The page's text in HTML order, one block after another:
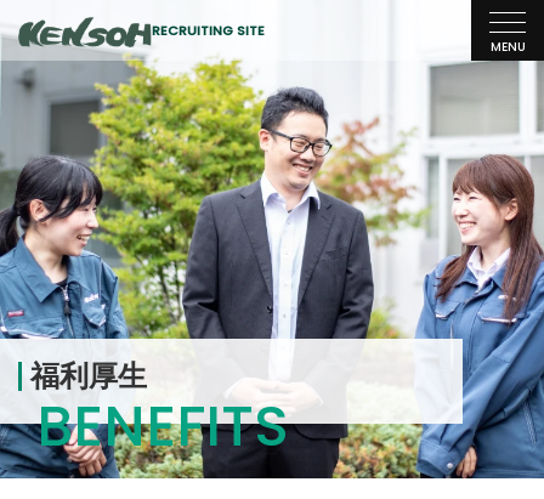
RECRUITING SITE
研創についてAbout us
研創を知る
代表メッセージ
研創の人Our team
採用情報Recruitment
職種紹介
MENU
福利厚生
BENEFITS